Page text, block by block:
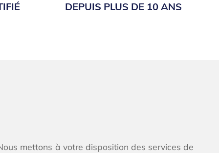
DEPUIS PLUS DE 10 ANS
mettons à votre disposition des services de